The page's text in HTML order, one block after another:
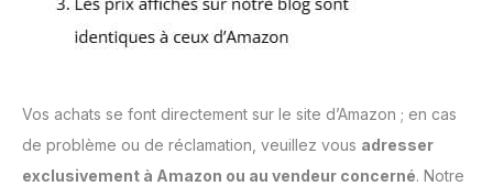
Vos achats se font directement sur le site d’Amazon ; en cas
de problème ou de réclamation, veuillez vous adresser
exclusivement à Amazon ou au vendeur concerné. Notre